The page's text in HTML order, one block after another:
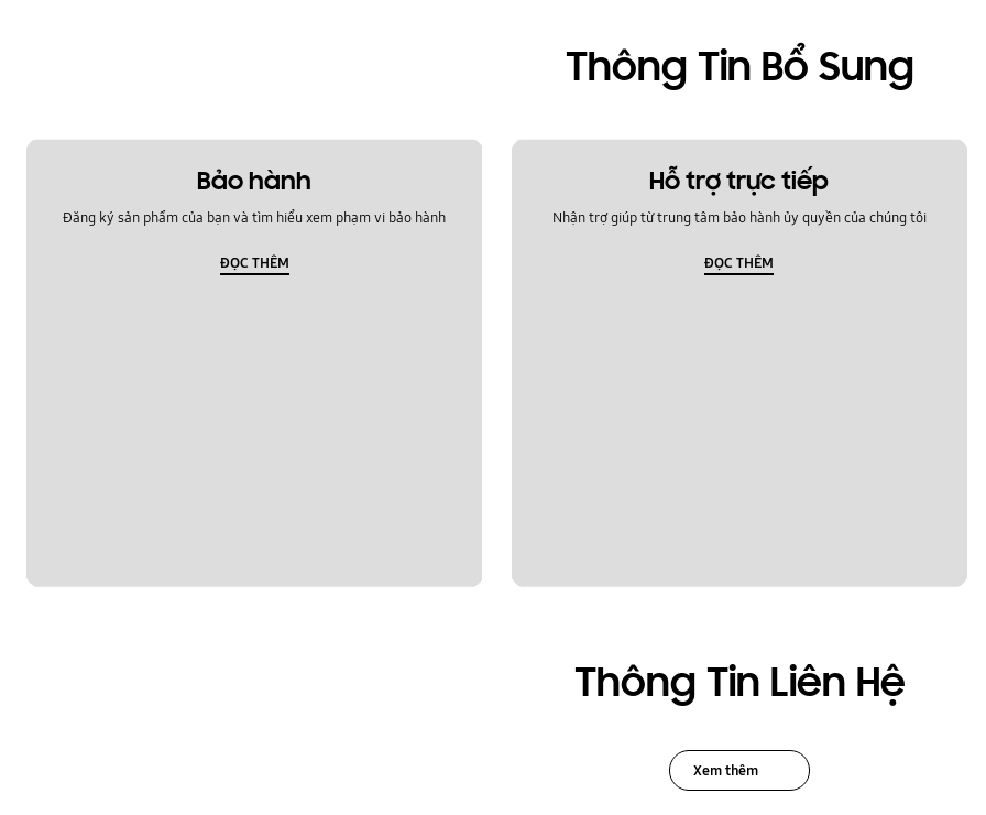
Thông Tin Bổ Sung
Bảo hành
Đăng ký sản phẩm của bạn và tìm hiểu xem phạm vi bảo hành
ĐỌC THÊM
Hỗ trợ trực tiếp
Nhận trợ giúp từ trung tâm bảo hành ủy quyền của chúng tôi
ĐỌC THÊM
Thông Tin Liên Hệ
Xem thêm